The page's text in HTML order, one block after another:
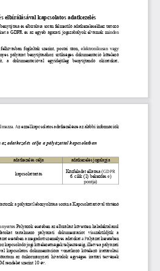
elbírálásával kapcsolatos adatkezelés
benyújtása és elbírálása során felmerülő adatkezelésekhez tartozó
a GDPR és az egyéb ágazati jogszabályok elvárnak minden
felhívásban foglaltak szerint, postai úton ,  elektronikusan vagy
pályázat benyújtásához szükséges dokumentáció kötelező
a  dokumentációval  egyidejűleg  benyújtandó  okiratokat,
Az ezzel kapcsolatos adatkezelésreaz alábbi információk
az adatkezelés célja a pályázattal kapcsolatban
adatkezelés célja adatkezelés jogalapja
kapcsolattartás Közfeladat ellátása (GDPR
6. cikk (1) bekezdés e)
pontja)
a pályázat lebonyolítása során a Kapcsolattartóval történő
nyertes Pályázók esetében az elbírálást követően haladéktalanul
tartalmazó  pályázati  dokumentációt  visszaküldjük  a
esetében a megadott személyes adatokata Pályázat keretében
kapcsolódó jogi kötelezettségek teljesítéséig, illetve a pályázati
kapcsolatos dokumentációra vonatkozó kötelező irattárolási
az önkormányzati hivatalok egységes irattári tervének
rendelet szerint 10 év.